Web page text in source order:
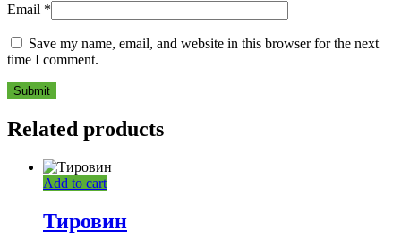
Email *
Save my name, email, and website in this browser for the next
time I comment.
Related products
Add to cart
Тировин